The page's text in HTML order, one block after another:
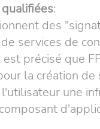
:
des
services de
précisé que
la création
une